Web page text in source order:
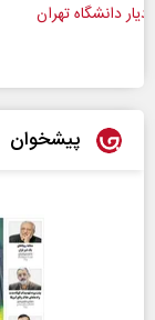
پیشخوان